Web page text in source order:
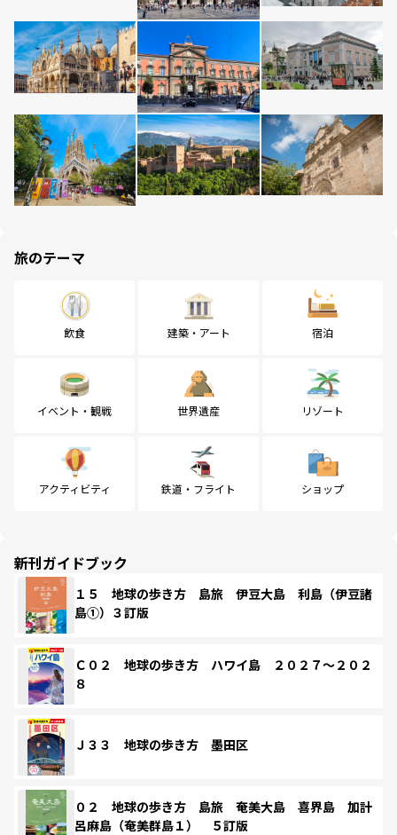
旅のテーマ
飲食 建築・アート 宿泊
イベント・観戦 世界遺産 リゾート
アクティビティ 鉄道・フライト ショップ
新刊ガイドブック
１５ 地球の歩き方 島旅 伊豆大島 利島（伊豆諸
島①）３訂版
Ｃ０２ 地球の歩き方 ハワイ島 ２０２７～２０２
８
Ｊ３３ 地球の歩き方 墨田区
０２ 地球の歩き方 島旅 奄美大島 喜界島 加計
呂麻島（奄美群島１） ５訂版